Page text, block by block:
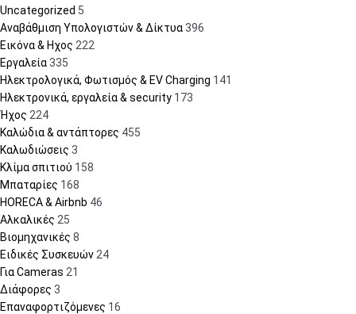
Uncategorized 5
Αναβάθμιση Υπολογιστών & Δίκτυα 396
Εικόνα & Ηχος 222
Εργαλεία 335
Ηλεκτρολογικά, Φωτισμός & EV Charging 141
Ηλεκτρονικά, εργαλεία & security 173
Ήχος 224
Καλώδια & αντάπτορες 455
Καλωδιώσεις 3
Κλίμα σπιτιού 158
Μπαταρίες 168
HORECA & Airbnb 46
Αλκαλικές 25
Βιομηχανικές 8
Ειδικές Συσκευών 24
Για Cameras 21
Διάφορες 3
Επαναφορτιζόμενες 16